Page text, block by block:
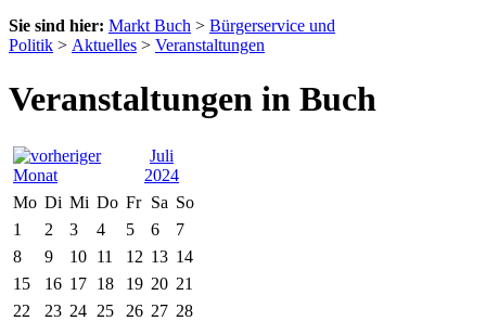
Sie sind hier: Markt Buch > Bürgerservice und
Politik > Aktuelles > Veranstaltungen
Veranstaltungen in Buch
Juli
2024
Mo Di Mi Do Fr Sa So
1
2 3 4 5 6
7
8
9 10 11 12 13 14
15
16 17 18 19 20 21
22
23 24 25 26 27 28